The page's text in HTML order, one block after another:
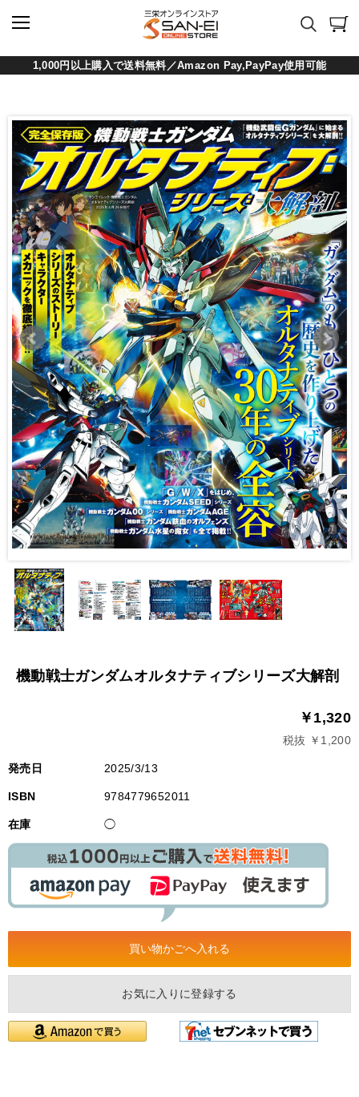
1,000円以上購入で送料無料／Amazon Pay,PayPay使用可能
機動戦士ガンダムオルタナティブシリーズ大解剖
￥1,320
税抜 ￥1,200
発売日 2025/3/13
ISBN 9784779652011
在庫 ◯
お気に入りに登録する